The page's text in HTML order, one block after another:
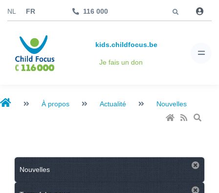
NL FR 116 000
kids.childfocus.be
Je fais un don
À propos Actualité Nouvelles
Nouvelles